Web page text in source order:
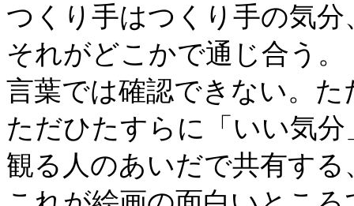
つくり手はつくり手の気
それがどこかで通じ合う。
言葉では確認できない。
ただひたすらに「いい気分
観る人のあいだで共有す